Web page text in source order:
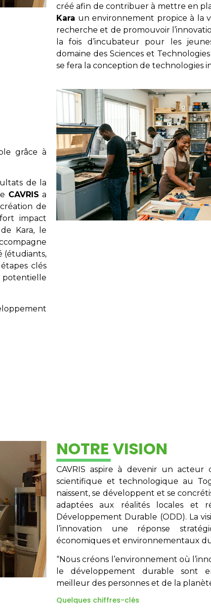
créé afin de contribuer à mettre en
Kara un environnement propice à la
recherche et de promouvoir
la fois d’incubateur pour les
domaine des Sciences et
se fera la conception de technologies
grâce à
de la
CAVRIS a
de
impact
Kara, le
(étudiants,
clés
potentielle
NOTRE VISION
CAVRIS aspire à devenir un acteur
scientifique et technologique au
naissent, se développent et se
adaptées aux réalités locales et
Développement Durable (ODD). La
l’innovation une réponse
économiques et environnementaux
“Nous créons l’environnement où
le développement durable sont
meilleur des personnes et de la
Quelques chiffres-clés